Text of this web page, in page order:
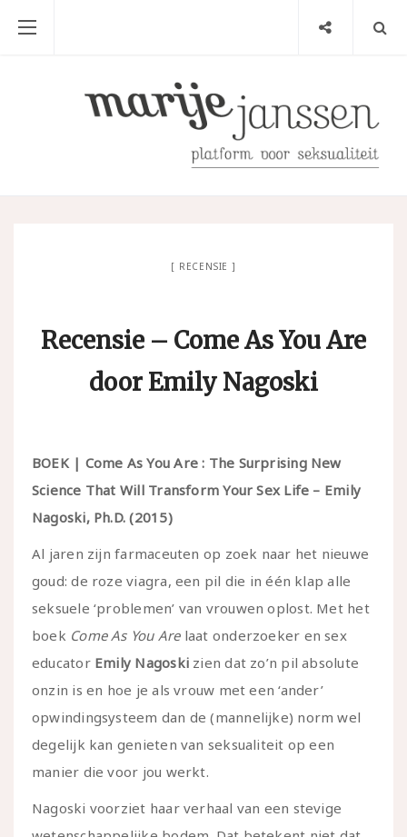
RECENSIE
Recensie – Come As You Are
door Emily Nagoski
BOEK | Come As You Are : The Surprising New
Science That Will Transform Your Sex Life – Emily
Nagoski, Ph.D. (2015)
Al jaren zijn farmaceuten op zoek naar het nieuwe
goud: de roze viagra, een pil die in één klap alle
seksuele ‘problemen’ van vrouwen oplost. Met het
boek Come As You Arelaat onderzoeker en sex
educator Emily Nagoskizien dat zo’n pil absolute
onzin is en hoe je als vrouw met een ‘ander’
opwindingsysteem dan de (mannelijke) norm wel
degelijk kan genieten van seksualiteit op een
manier die voor jou werkt.
Nagoski voorziet haar verhaal van een stevige